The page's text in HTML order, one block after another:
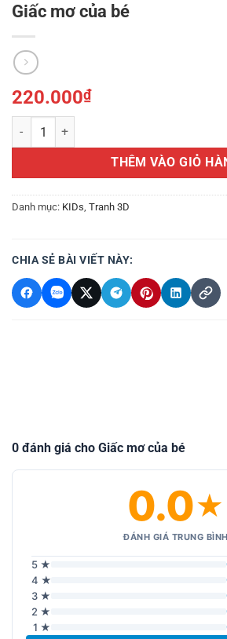
Giấc mơ của bé
220.000₫
Giấc mơ của bé số lượng
THÊM VÀO GIỎ
Danh mục: KIDs Tranh 3D
CHIA SẺ BÀI VIẾT NÀY:
0 đánh giá cho Giấc mơ của bé
0.0★
ĐÁNH GIÁ TRUNG BÌNH
5 ★
4 ★
3 ★
2 ★
1 ★